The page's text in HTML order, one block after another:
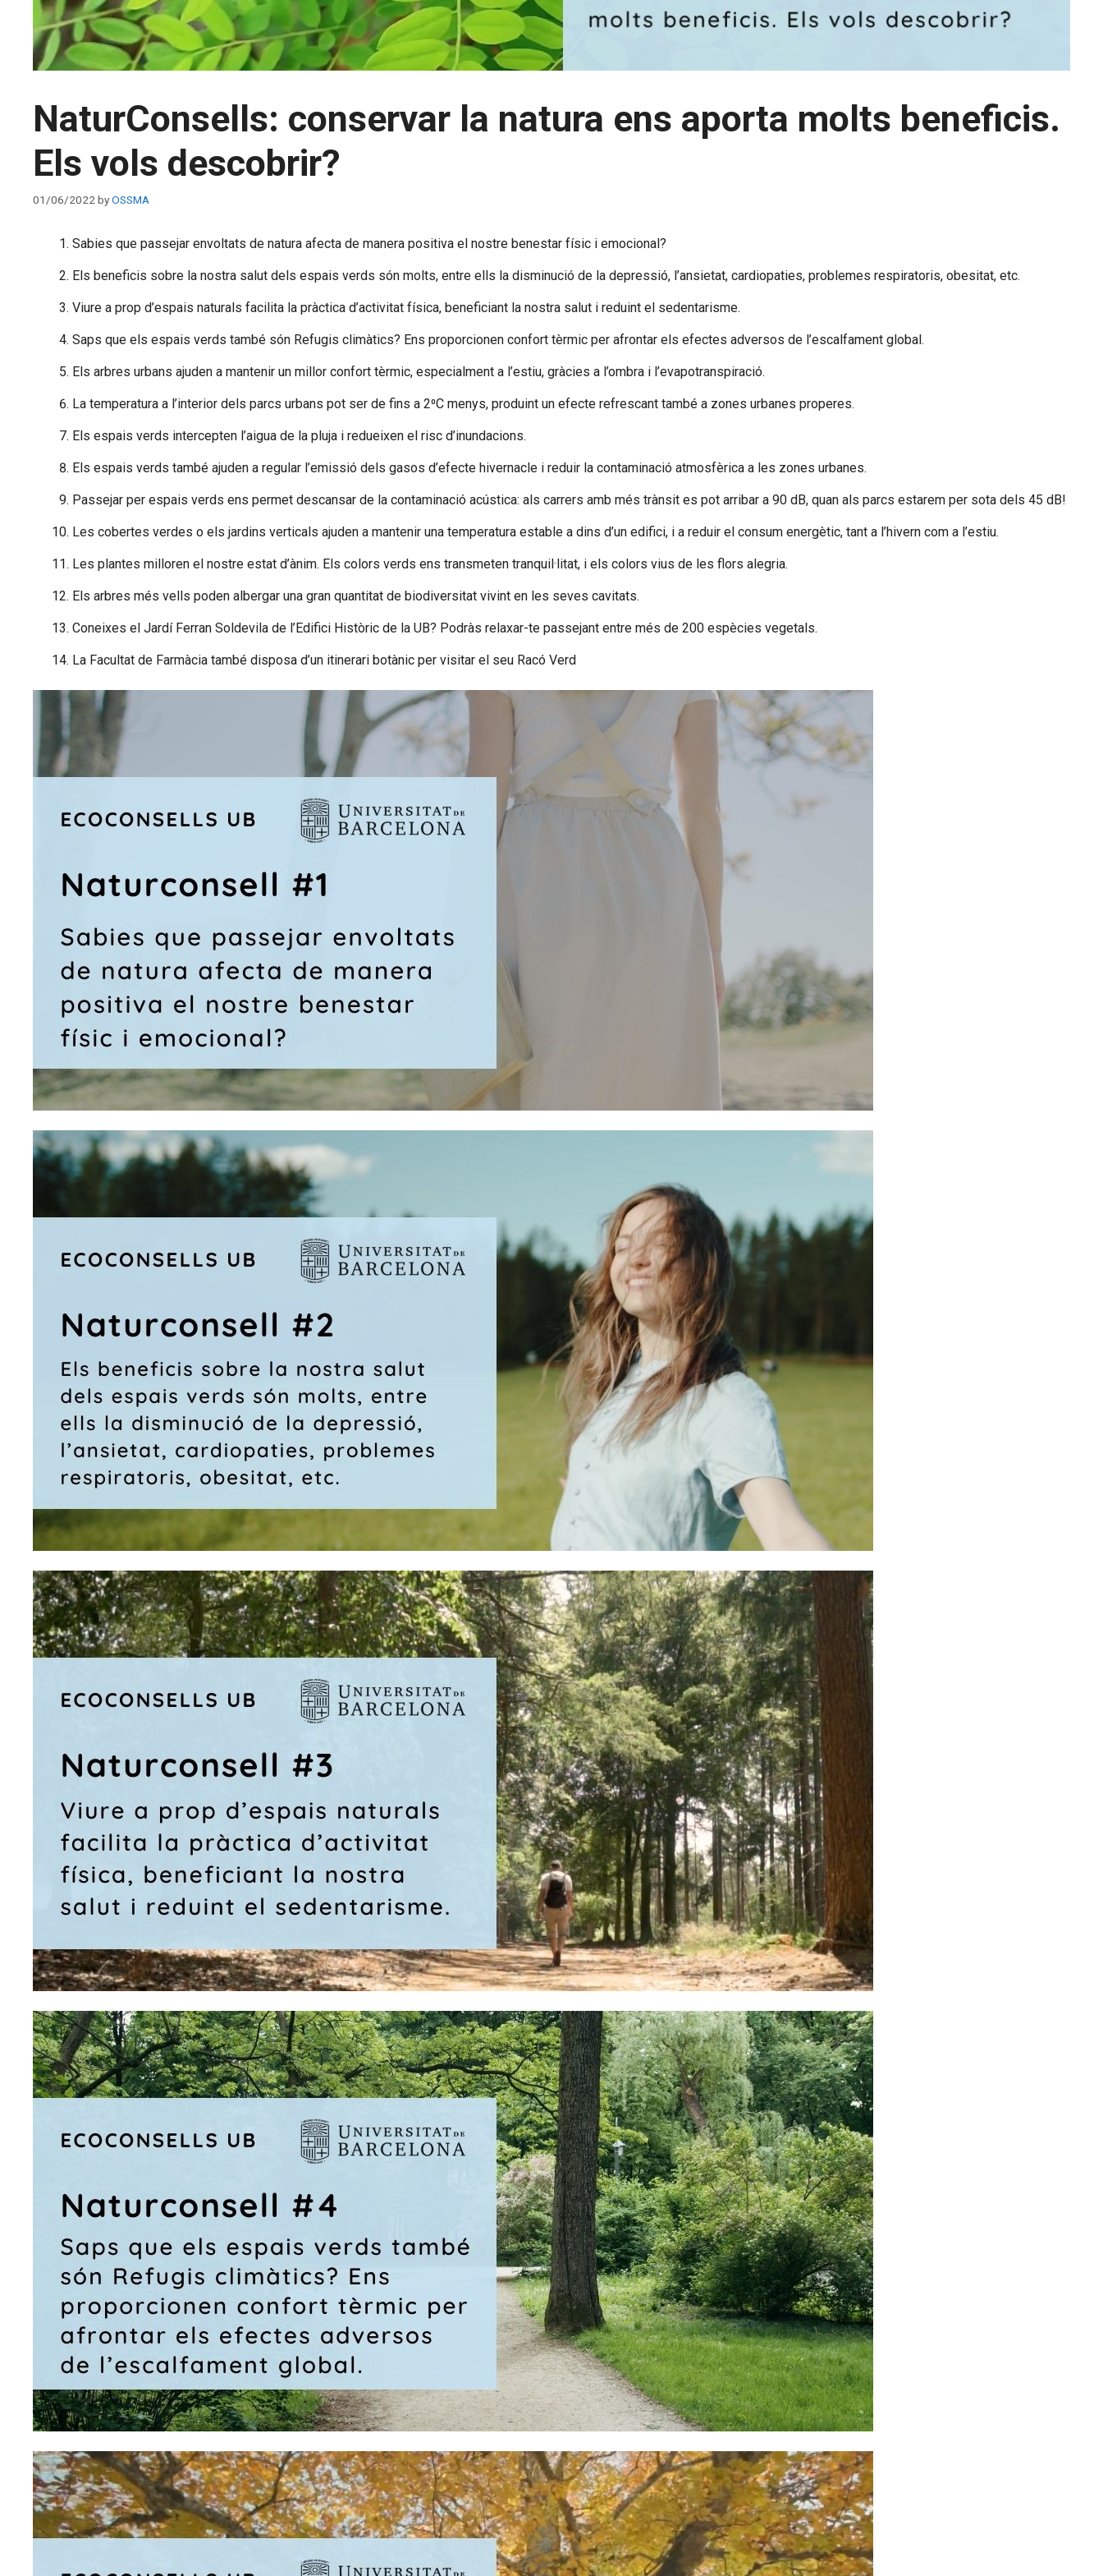
NaturConsells: conservar la natura ens aporta molts beneficis.
Els vols descobrir?
01/06/2022 byOSSMA
Sabies que passejar envoltats de natura afecta de manera positiva el nostre benestar físic i emocional?
Els beneficis sobre la nostra salut dels espais verds són molts, entre ells la disminució de la depressió, l’ansietat, cardiopaties, problemes respiratoris, obesitat, etc.
Viure a prop d’espais naturals facilita la pràctica d’activitat física, beneficiant la nostra salut i reduint el sedentarisme.
Saps que els espais verds també són Refugis climàtics? Ens proporcionen confort tèrmic per afrontar els efectes adversos de l’escalfament global.
Els arbres urbans ajuden a mantenir un millor confort tèrmic, especialment a l’estiu, gràcies a l’ombra i l’evapotranspiració.
La temperatura a l’interior dels parcs urbans pot ser de fins a 2⁰C menys, produint un efecte refrescant també a zones urbanes properes.
Els espais verds intercepten l’aigua de la pluja i redueixen el risc d’inundacions.
Els espais verds també ajuden a regular l’emissió dels gasos d’efecte hivernacle i reduir la contaminació atmosfèrica a les zones urbanes.
Passejar per espais verds ens permet descansar de la contaminació acústica: als carrers amb més trànsit es pot arribar a 90 dB, quan als parcs estarem per sota dels 45 dB!
Les cobertes verdes o els jardins verticals ajuden a mantenir una temperatura estable a dins d’un edifici, i a reduir el consum energètic, tant a l’hivern com a l’estiu.
Les plantes milloren el nostre estat d’ànim. Els colors verds ens transmeten tranquil·litat, i els colors vius de les flors alegria.
Els arbres més vells poden albergar una gran quantitat de biodiversitat vivint en les seves cavitats.
Coneixes el Jardí Ferran Soldevila de l’Edifici Històric de la UB? Podràs relaxar-te passejant entre més de 200 espècies vegetals.
La Facultat de Farmàcia també disposa d’un itinerari botànic per visitar el seu Racó Verd